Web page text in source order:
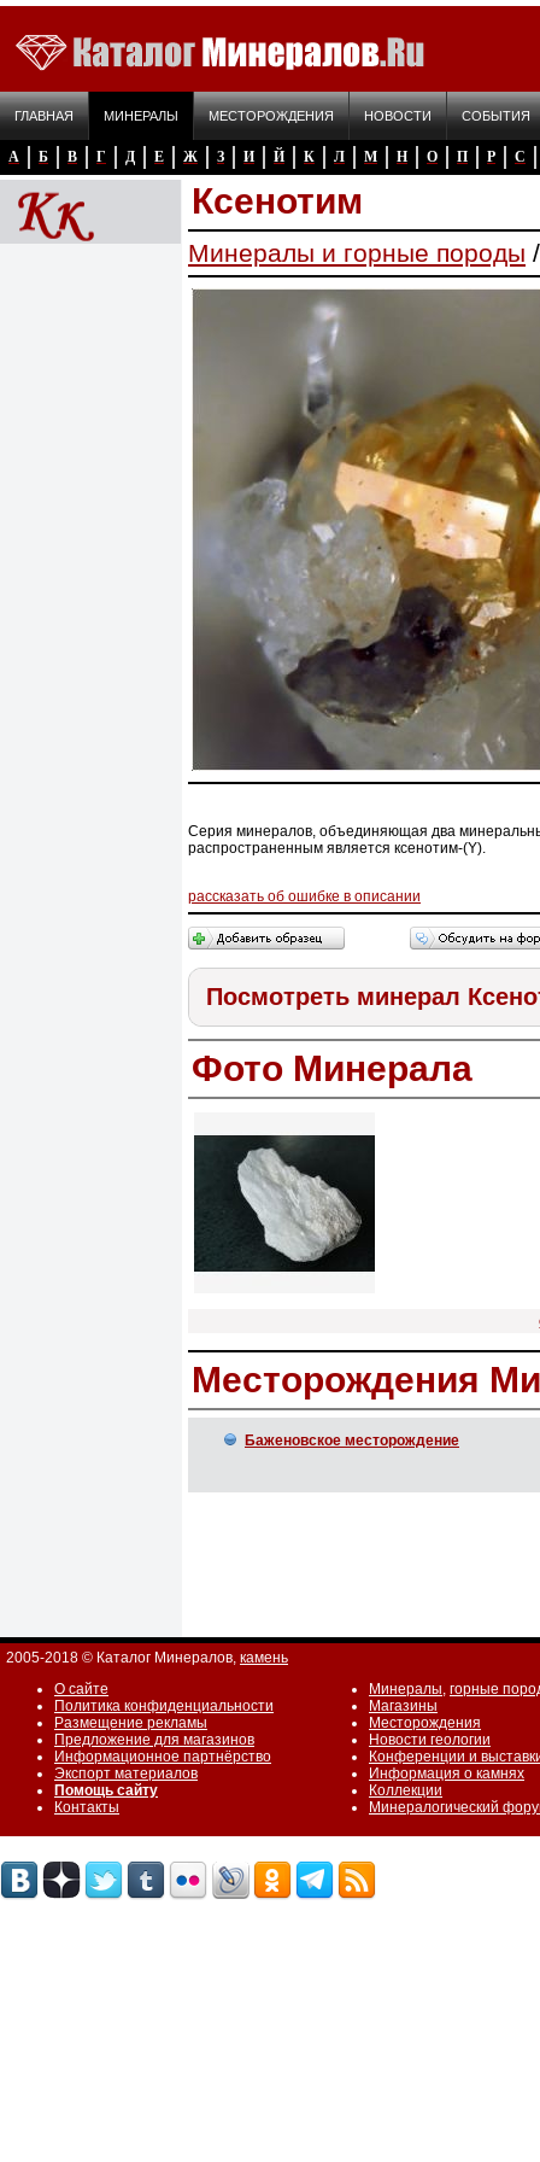
ГЛАВНАЯ МИНЕРАЛЫ МЕСТОРОЖДЕНИЯ НОВОСТИ СОБЫТИЯ
А Б В Г Д Е Ж З И Й К Л М Н О П Р С
Ксенотим
Минералы и горные породы
Серия минералов, объединяющая два
распространенным является ксенотим-(Y).
рассказать об ошибке в описании
Посмотреть минерал
Фото Минерала
Месторождения
Баженовское месторождение
2005-2018 © Каталог Минералов, камень
О сайте
Политика конфиденциальности
Размещение рекламы
Предложение для магазинов
Информационное партнёрство
Экспорт материалов
Помощь сайту
Контакты
Минералы, горные
Магазины
Месторождения
Новости геологии
Конференции и
Информация о камнях
Коллекции
Минералогический